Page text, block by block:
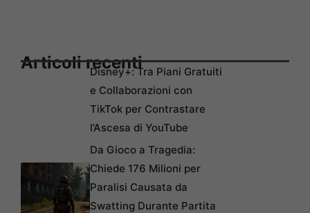
Articoli recentiDisney+: Tra Piani Gratuiti
e Collaborazioni con
TikTok per Contrastare
l’Ascesa di YouTube
Da Gioco a Tragedia:
Chiede 176 Milioni per
Paralisi Causata da
Swatting Durante Partita